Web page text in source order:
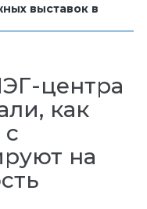
выставок в
центра
как
на